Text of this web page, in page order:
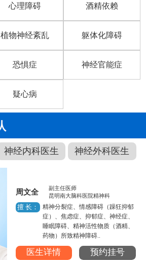
心理障碍 酒精依赖
植物神经紊乱 躯体化障碍
恐惧症 神经官能症
疑心病
神经内科医生 神经外科医生
周文全
副主任医师
昆明南大脑科医院精神科
擅 长：
精神分裂症、情感障碍（躁狂抑郁
症）、焦虑症、抑郁症、神经症、
睡眠障碍、精神活性物质（酒精、
药物）所致精神障碍..
医生详情 预约挂号